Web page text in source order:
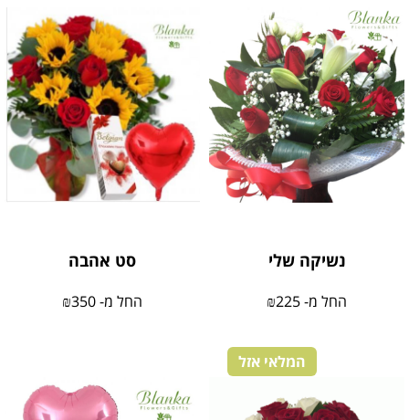
נשיקה שלי
החל מ- ₪225
סט אהבה
החל מ- ₪350
המלאי אזל